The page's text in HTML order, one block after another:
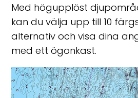
Med högupplöst
kan du välja upp till 10
alternativ och visa dina
med ett ögonkast.